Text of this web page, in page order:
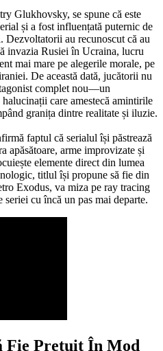
Glukhovsky, se spune că este
și a fost influențată puternic de
Dezvoltatorii au recunoscut că au
invazia Rusiei în Ucraina, lucru
mai mare pe alegerile morale, pe
De această dată, jucătorii nu
complet nou—un
care amestecă amintirile
granița dintre realitate și iluzie.
faptul că serialul își păstrează
apăsătoare, arme improvizate și
elemente direct din lumea
titlul își propune să fie din
Exodus, va miza pe ray tracing
cu încă un pas mai departe.
Fie Prețuit În Mod